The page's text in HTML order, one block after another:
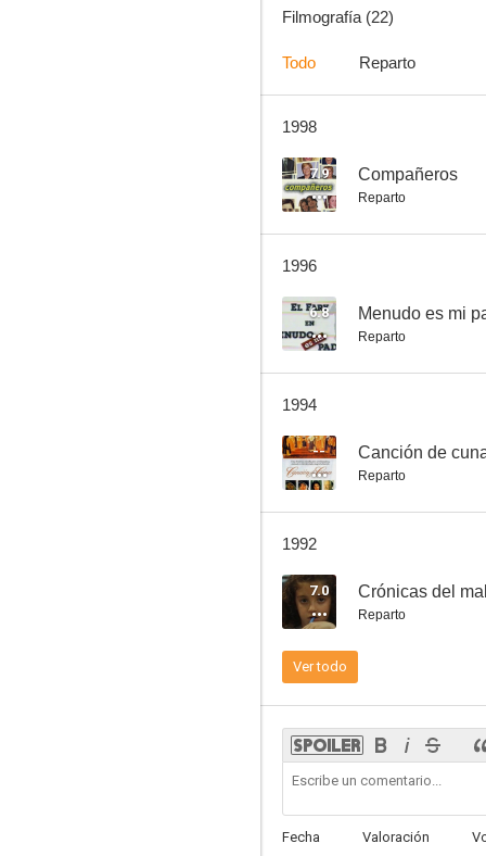
4.0
Filmografía (22)
Todo Reparto
1998
7.9 Compañeros
Reparto
1996
6.8 Menudo es mi
Reparto
1994
-- Canción de
Reparto
1992
7.0
Reparto
Ver todo
Fecha Valoración